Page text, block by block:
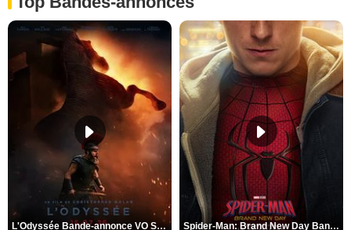
L'Odyssée Bande-annonce VO STFR Spider-Man: Brand New Day Bande-annonce VO STFR